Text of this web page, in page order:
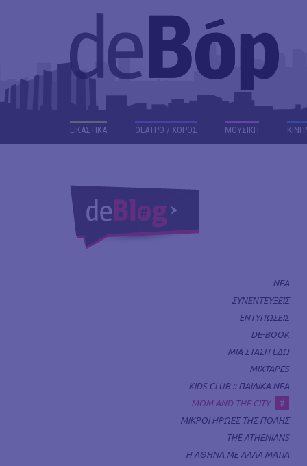
ΕΙΚΑΣΤΙΚΑ ΘΕΑΤΡΟ / ΧΟΡΟΣ ΜΟΥΣΙΚΗ
ΝΕΑ
ΣΥΝΕΝΤΕΥΞΕΙΣ
ΕΝΤΥΠΩΣΕΙΣ
DE-BOOK
ΜΙΑ ΣΤΑΣΗ ΕΔΩ
MIXTAPES
KIDS CLUB :: ΠΑΙΔΙΚΑ ΝΕΑ
MOM AND THE CITY
#
ΜΙΚΡΟΙ ΗΡΩΕΣ ΤΗΣ ΠΟΛΗΣ
THE ATHENIANS
Η ΑΘΗΝΑ ΜΕ ΑΛΛΑ ΜΑΤΙΑ